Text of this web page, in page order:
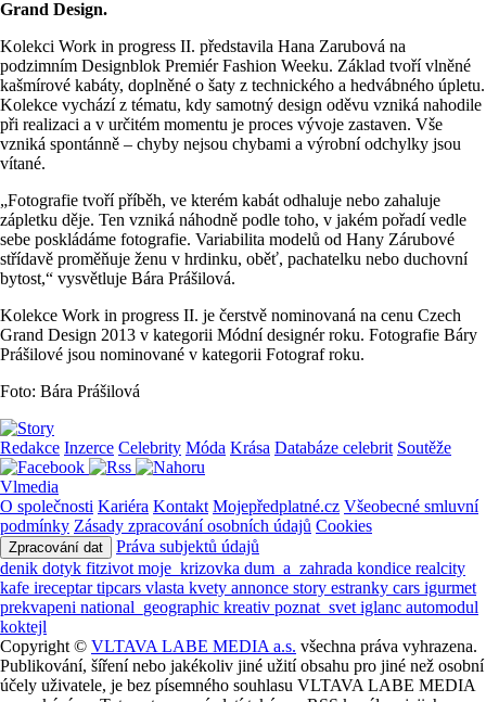
Grand Design.
Kolekci Work in progress II. představila Hana Zarubová na
podzimním Designblok Premiér Fashion Weeku. Základ tvoří vlněné
kašmírové kabáty, doplněné o šaty z technického a hedvábného úpletu.
Kolekce vychází z tématu, kdy samotný design oděvu vzniká nahodile
při realizaci a v určitém momentu je proces vývoje zastaven. Vše
vzniká spontánně – chyby nejsou chybami a výrobní odchylky jsou
vítané.
„Fotografie tvoří příběh, ve kterém kabát odhaluje nebo zahaluje
zápletku děje. Ten vzniká náhodně podle toho, v jakém pořadí vedle
sebe poskládáme fotografie. Variabilita modelů od Hany Zárubové
střídavě proměňuje ženu v hrdinku, oběť, pachatelku nebo duchovní
bytost,“ vysvětluje Bára Prášilová.
Kolekce Work in progress II. je čerstvě nominovaná na cenu Czech
Grand Design 2013 v kategorii Módní designér roku. Fotografie Báry
Prášilové jsou nominované v kategorii Fotograf roku.
Foto: Bára Prášilová
Redakce Inzerce Celebrity Móda Krása Databáze celebrit Soutěže
Vlmedia
O společnosti Kariéra Kontakt Mojepředplatné.cz Všeobecné smluvní
podmínky Zásady zpracování osobních údajů Cookies
Zpracování dat
Práva subjektů údajů
denik dotyk fitzivot moje_krizovka dum_a_zahrada kondice realcity
kafe ireceptartipcars vlasta kvety annonce story estranky cars igurmet
prekvapeni national_geographic kreativ poznat_svet iglanc automodul
koktejl
Copyright © VLTAVA LABE MEDIA a.s. všechna práva vyhrazena.
Publikování, šíření nebo jakékoliv jiné užití obsahu pro jiné než osobní
účely uživatele, je bez písemného souhlasu VLTAVA LABE MEDIA